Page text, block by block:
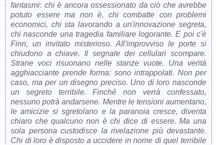
fantasmi: chi è ancora ossessionato da ciò che avrebbe
potuto essere ma non è, chi combatte con problemi
economici, chi sta lavorando a un'innovazione segreta,
chi nasconde una tragedia familiare logorante. E poi c'è
Finn, un invitato misterioso. All'improvviso le porte si
chiudono a chiave. Il segnale dei cellulari scompare.
Strane voci risuonano nelle stanze vuote. Una verità
agghiacciante prende forma: sono intrappolati. Non per
caso, ma per un disegno preciso. Uno di loro nasconde
un segreto terribile. Finché non verrà confessato,
nessuno potrà andarsene. Mentre le tensioni aumentano,
le amicizie si sgretolano e la paranoia cresce, diventa
chiaro che qualcuno non è chi dice di essere. Ma una
sola persona custodisce la rivelazione più devastante.
Chi di loro è disposto a uccidere in nome di quel terribile